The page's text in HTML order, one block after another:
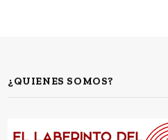
¿QUIENES SOMOS?